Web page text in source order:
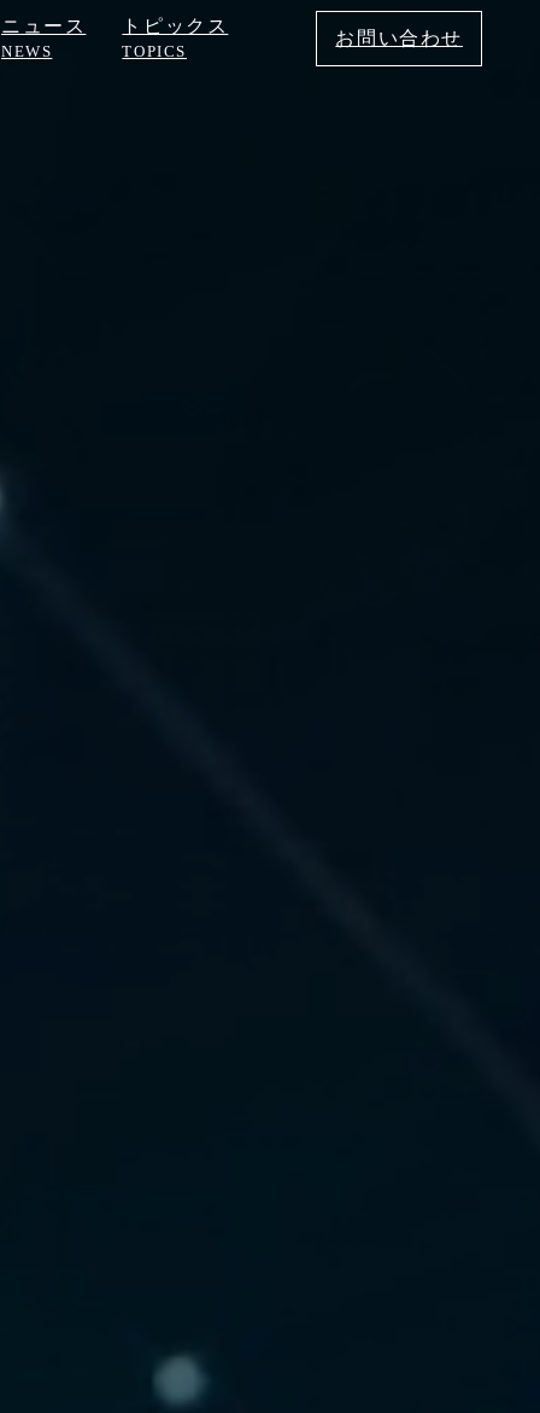
ニュース
NEWS
トピックス
TOPICS
お問い合わせ